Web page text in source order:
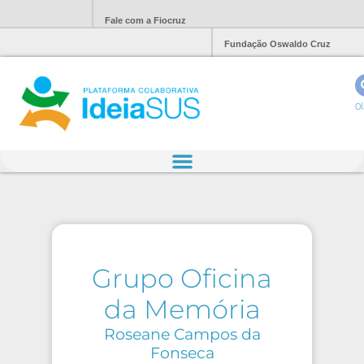
Fale com a Fiocruz
Fundação Oswaldo Cruz
Grupo Oficina
da Memória
Roseane Campos da
Fonseca